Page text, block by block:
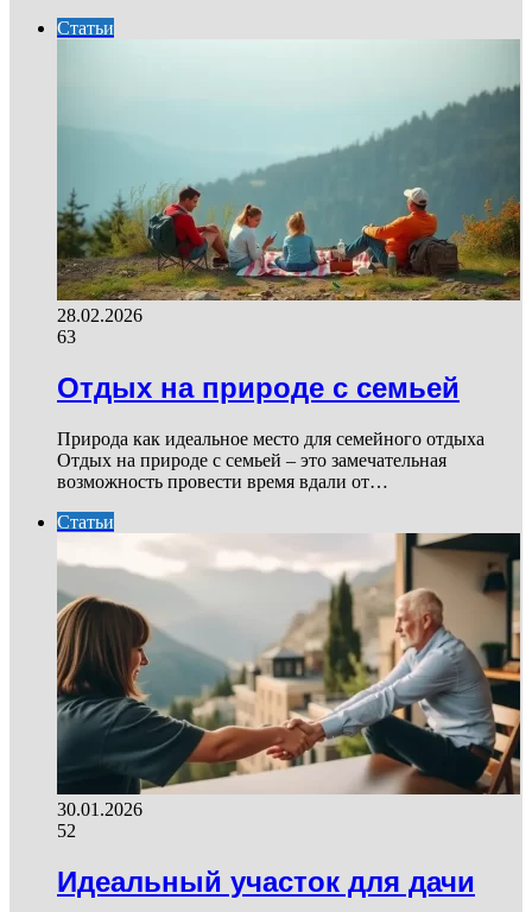
Статьи
28.02.2026
63
Отдых на природе с семьей
Природа как идеальное место для семейного отдыха
Отдых на природе с семьей – это замечательная
возможность провести время вдали от…
Статьи
30.01.2026
52
Идеальный участок для дачи